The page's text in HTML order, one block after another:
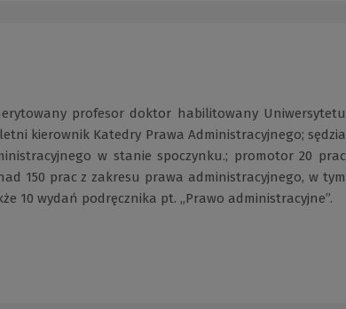
profesor doktor habilitowany Uniwersytetu
kierownik Katedry Prawa Administracyjnego; sędzia
w stanie spoczynku.; promotor 20 prac
150 prac z zakresu prawa administracyjnego, w tym
10 wydań podręcznika pt. „Prawo administracyjne”.